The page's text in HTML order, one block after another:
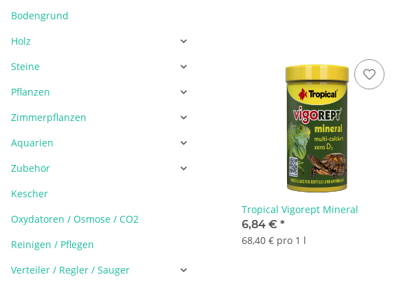
Tropical Vigorept Mineral
6,84 € *
68,40 € pro 1 l
Bodengrund
Holz
Steine
Pflanzen
Zimmerpflanzen
Aquarien
Zubehör
Kescher
Oxydatoren / Osmose / CO2
Reinigen / Pflegen
Verteiler / Regler / Sauger